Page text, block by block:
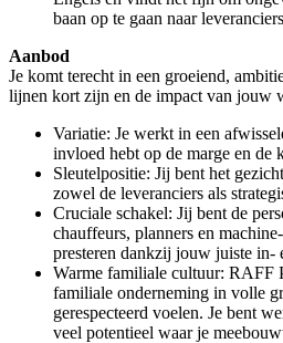
baan op te gaan naar
Aanbod
Je komt terecht in een groeiend,
lijnen kort zijn en de impact van jouw
Variatie: Je werkt in een
invloed hebt op de marge en de
Sleutelpositie: Jij bent het
zowel de leveranciers als
Cruciale schakel: Jij bent de
chauffeurs, planners en
presteren dankzij jouw juiste in-
Warme familiale cultuur: RAFF
familiale onderneming in volle
gerespecteerd voelen. Je bent
veel potentieel waar je